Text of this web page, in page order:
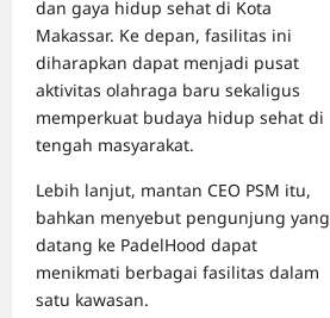
dan gaya hidup sehat di Kota
Makassar. Ke depan, fasilitas ini
diharapkan dapat menjadi pusat
aktivitas olahraga baru sekaligus
memperkuat budaya hidup sehat di
tengah masyarakat.
Lebih lanjut, mantan CEO PSM itu,
bahkan menyebut pengunjung yang
datang ke PadelHood dapat
menikmati berbagai fasilitas dalam
satu kawasan.